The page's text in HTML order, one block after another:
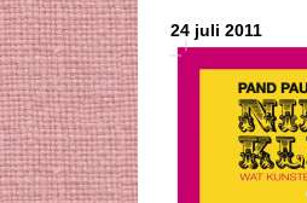
24 juli 2011